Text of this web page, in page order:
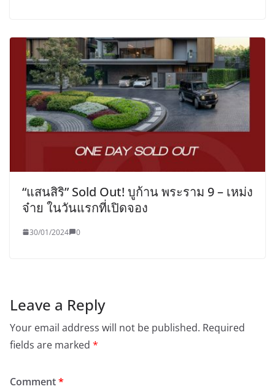
“แสนสิริ” Sold Out! บูก้าน พระราม 9 – เหม่ง
จ๋าย ในวันแรกที่เปิดจอง
30/01/2024 0
Leave a Reply
Your email address will not be published. Required
fields are marked *
Comment*